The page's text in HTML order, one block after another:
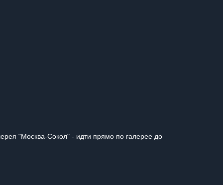
"Москва-Сокол" - идти прямо по галерее до